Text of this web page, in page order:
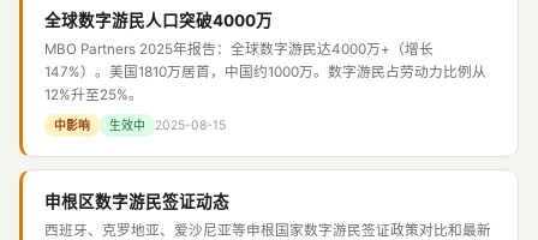
全球数字游民人口突破4000万
MBO Partners 2025年报告：全球数字游民达4000万+（增长
147%）。美国1810万居首，中国约1000万。数字游民占劳动力比例从
12%升至25%。
中影响 生效中 2025-08-15
申根区数字游民签证动态
西班牙、克罗地亚、爱沙尼亚等申根国家数字游民签证政策对比和最新